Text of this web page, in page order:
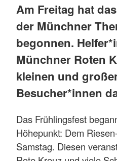
Am Freitag hat
der Münchner
begonnen.
Münchner Roten
kleinen und
Besucher*innen
Das Frühlingsfest
Höhepunkt: Dem
Samstag. Diesen